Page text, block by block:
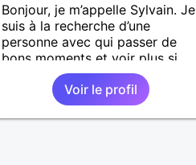
Bonjour, je m’appelle Sylvain. Je
suis à la recherche d’une
personne avec qui passer de
bons moments et voir plus si
nous nous correspondons.
J’aime la nature, les voyages et
aussi faire la fête de temps en
temps ;-)Je suis papa d’un petit
Voir le profil